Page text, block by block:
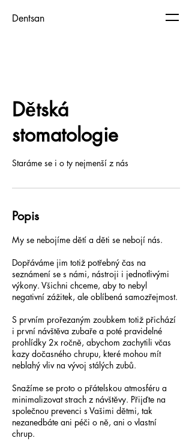
Dentsan
Dětská
stomatologie
Staráme se i o ty nejmenší z nás
Popis
My se nebojíme dětí a děti se nebojí nás.
Dopřáváme jim totiž potřebný čas na
seznámení se s námi, nástroji i jednotlivými
výkony. Všichni chceme, aby to nebyl
negativní zážitek, ale oblíbená samozřejmost.
S prvním prořezaným zoubkem totiž přichází
i první návštěva zubaře a poté pravidelné
prohlídky 2x ročně, abychom zachytili včas
kazy dočasného chrupu, které mohou mít
neblahý vliv na vývoj stálých zubů.
Snažíme se proto o přátelskou atmosféru a
minimalizovat strach z návštěvy. Přijďte na
společnou prevenci s Vašimi dětmi, tak
nezanedbáte ani péči o ně, ani o vlastní
chrup.